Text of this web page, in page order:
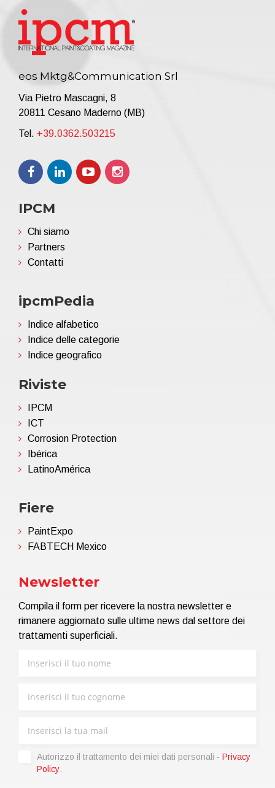
eos Mktg&Communication Srl
Via Pietro Mascagni, 8
20811 Cesano Maderno (MB)
Tel. +39.0362.503215
IPCM
Chi siamo
Partners
Contatti
ipcmPedia
Indice alfabetico
Indice delle categorie
Indice geografico
Riviste
IPCM
ICT
Corrosion Protection
Ibérica
LatinoAmérica
Fiere
PaintExpo
FABTECH Mexico
Newsletter
Compila il form per ricevere la nostra newsletter e
rimanere aggiornato sulle ultime news dal settore dei
trattamenti superficiali.
Autorizzo il trattamento dei miei dati personali - Privacy
Policy.